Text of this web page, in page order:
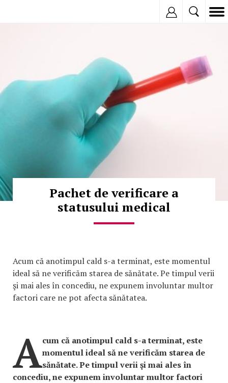
Pachet de verificare a
statusului medical
Acum că anotimpul cald s-a terminat, este momentul
ideal să ne verificăm starea de sănătate. Pe timpul verii
şi mai ales în concediu, ne expunem involuntar multor
factori care ne pot afecta sănătatea.
Acum că anotimpul cald s-a terminat, este
momentul ideal să ne verificăm starea de
sănătate. Pe timpul verii şi mai ales în
concediu, ne expunem involuntar multor factori